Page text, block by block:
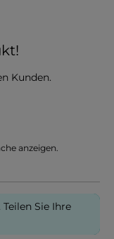
5 Sternen
Kunden.
anzeigen.
Sie Ihre